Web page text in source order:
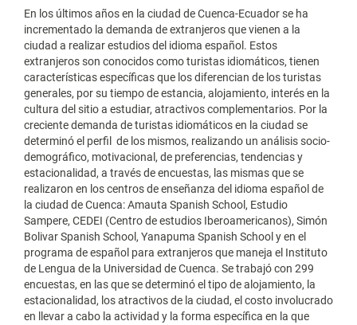
En los últimos años en la ciudad de Cuenca-Ecuador se ha
incrementado la demanda de extranjeros que vienen a la
ciudad a realizar estudios del idioma español. Estos
extranjeros son conocidos como turistas idiomáticos, tienen
características específicas que los diferencian de los turistas
generales, por su tiempo de estancia, alojamiento, interés en la
cultura del sitio a estudiar, atractivos complementarios. Por la
creciente demanda de turistas idiomáticos en la ciudad se
determinó el perfil de los mismos, realizando un análisis socio-
demográfico, motivacional, de preferencias, tendencias y
estacionalidad, a través de encuestas, las mismas que se
realizaron en los centros de enseñanza del idioma español de
la ciudad de Cuenca: Amauta Spanish School, Estudio
Sampere, CEDEI (Centro de estudios Iberoamericanos), Simón
Bolivar Spanish School, Yanapuma Spanish School y en el
programa de español para extranjeros que maneja el Instituto
de Lengua de la Universidad de Cuenca. Se trabajó con 299
encuestas, en las que se determinó el tipo de alojamiento, la
estacionalidad, los atractivos de la ciudad, el costo involucrado
en llevar a cabo la actividad y la forma específica en la que